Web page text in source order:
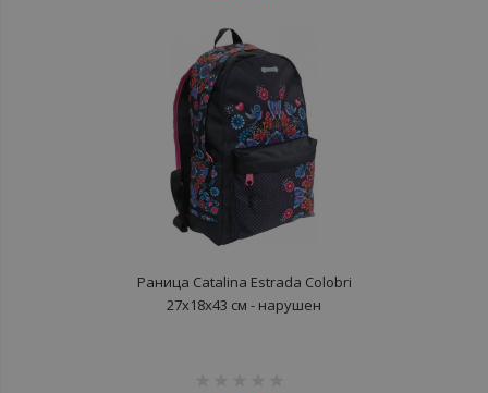
Раница Catalina Estrada Colobri
27x18x43 см - нарушен